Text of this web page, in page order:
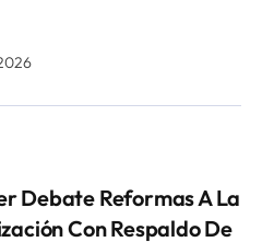
Debate Reformas A La
Con Respaldo De